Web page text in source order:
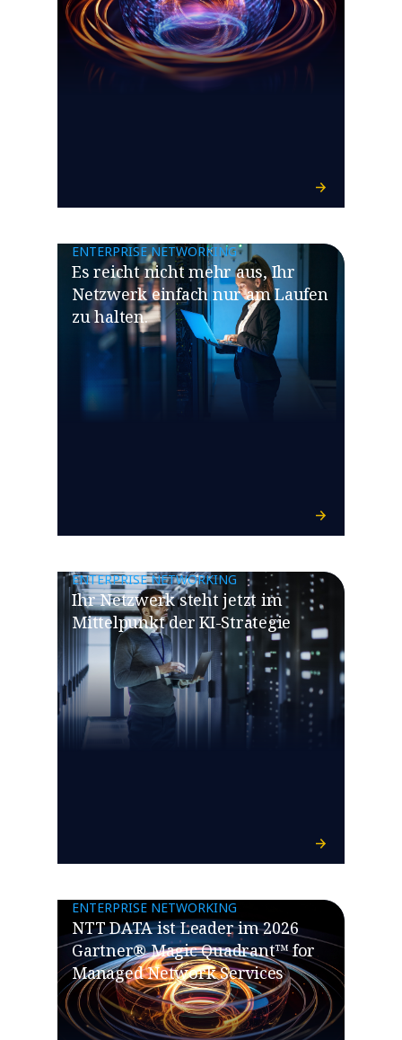
ENTERPRISE NETWORKING
​​Es reicht nicht mehr aus, Ihr
Netzwerk einfach nur am Laufen
zu halten.​
ENTERPRISE NETWORKING
​​Ihr Netzwerk steht jetzt im
Mittelpunkt der KI-Strategie​
ENTERPRISE NETWORKING
NTT DATA ist Leader im 2026
Gartner® Magic Quadrant™ for
Managed Network Services